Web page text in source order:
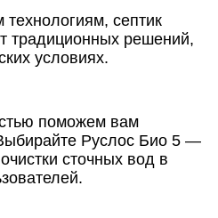
септик
традиционных решений,
условиях.
поможем вам
Руслос Био 5 —
сточных вод в